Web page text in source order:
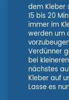
dem Kleber
15 bis 20
immer im
werden um
Verdünner
bei
nächstes
Kleber auf
Lasse es